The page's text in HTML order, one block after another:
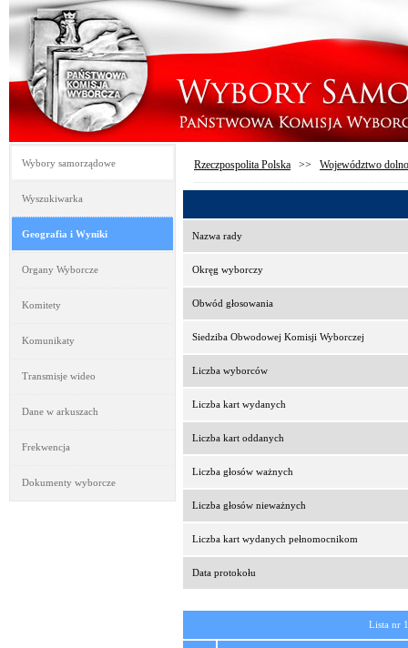
Wybory samorządowe
Wyszukiwarka
Geografia i Wyniki
Organy Wyborcze
Komitety
Komunikaty
Transmisje wideo
Dane w arkuszach
Frekwencja
Dokumenty wyborcze
Rzeczpospolita Polska >> Województwo
Nazwa rady
Okręg wyborczy
Obwód głosowania
Siedziba Obwodowej Komisji Wyborczej
Liczba wyborców
Liczba kart wydanych
Liczba kart oddanych
Liczba głosów ważnych
Liczba głosów nieważnych
Liczba kart wydanych pełnomocnikom
Data protokołu
Lista nr